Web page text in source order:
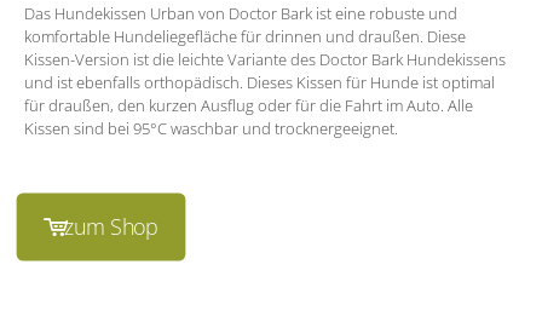
Das Hundekissen Urban von Doctor Bark ist eine robuste und
komfortable Hundeliegefläche für drinnen und draußen. Diese
Kissen-Version ist die leichte Variante des Doctor Bark Hundekissens
und ist ebenfalls orthopädisch. Dieses Kissen für Hunde ist optimal
für draußen, den kurzen Ausflug oder für die Fahrt im Auto. Alle
Kissen sind bei 95°C waschbar und trocknergeeignet.
zum Shop